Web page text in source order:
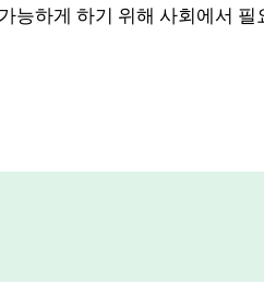
능하게 하기 위해 사회에서 필